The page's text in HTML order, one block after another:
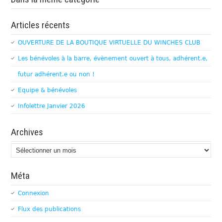
Articles récents
OUVERTURE DE LA BOUTIQUE VIRTUELLE DU WINCHES CLUB
Les bénévoles à la barre, évènement ouvert à tous, adhérent.e,
futur adhérent.e ou non !
Equipe & bénévoles
Infolettre Janvier 2026
Archives
Archives
Méta
Connexion
Flux des publications